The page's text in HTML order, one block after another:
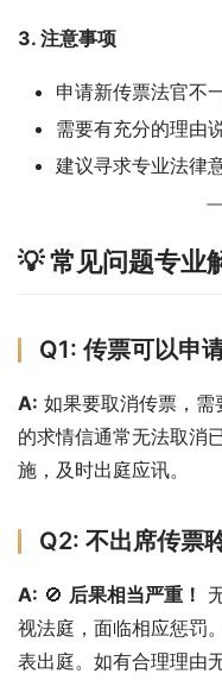
3. 注意事项
申请新传票法官不
需要有充分的理由
建议寻求专业法律
💡 常见问题专业
Q1: 传票可以申
A: 如果要取消传票，
的求情信通常无法取消
施，及时出庭应讯。
Q2: 不出席传票
A: 🚫 后果相当严重！
视法庭，面临相应惩罚
表出庭。如有合理理由